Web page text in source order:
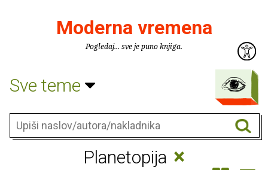
Moderna vremena
Pogledaj... sve je puno knjiga.
Sve teme
Planetopija ×